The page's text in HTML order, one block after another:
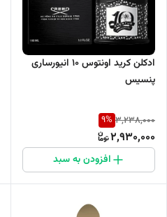
ادکلن کرید اونتوس 10 انیورساری
پنسیس
3,238,000
9%
2,930,000
افزودن به سبد